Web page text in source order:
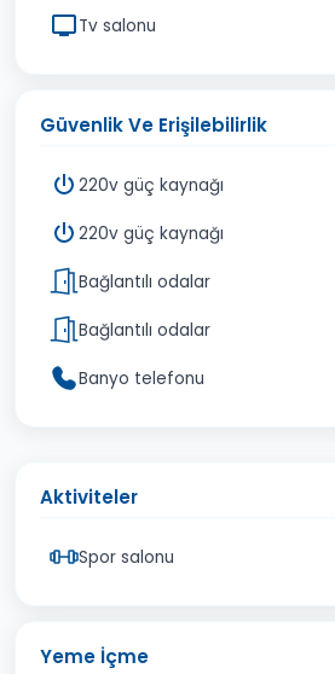
Tv salonu
Güvenlik Ve Erişilebilirlik
220v güç kaynağı
220v güç kaynağı
Bağlantılı odalar
Bağlantılı odalar
Banyo telefonu
Aktiviteler
Spor salonu
Yeme İçme